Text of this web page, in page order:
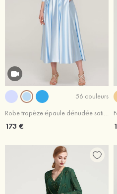
56 couleurs
Robe trapèze épaule dénudée satin longueur mollet robe de mère de la mariée avec appliqué ceintures
173 €